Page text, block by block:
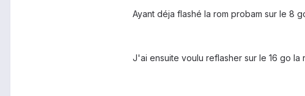
Ayant déja flashé la rom probam sur le 8
J'ai ensuite voulu reflasher sur le 16 go